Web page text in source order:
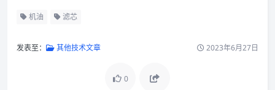
机油 滤芯
发表至： 其他技术文章 2023年6月27日
0